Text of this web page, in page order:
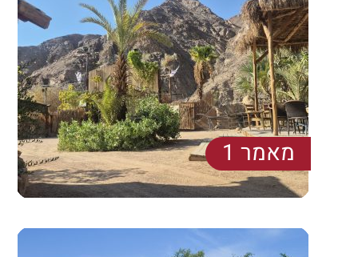
מאמר 1
יש לי ארץ טרופית יפה. לא מבין למה לא רואים את זה
בלישנעבור על זה עם העכבר ולמה לא רואים את זה
הַמִּשְׁתֶּה
שוברי מתנה